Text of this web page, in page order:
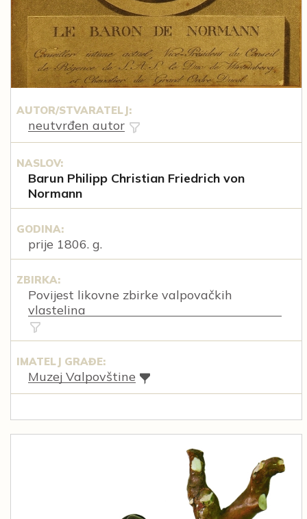
AUTOR/STVARATELJ:
neutvrđen autor
NASLOV:
Barun Philipp Christian Friedrich von
Normann
GODINA:
prije 1806. g.
ZBIRKA:
Povijest likovne zbirke valpovačkih
vlastelina
IMATELJ GRAĐE:
Muzej Valpovštine